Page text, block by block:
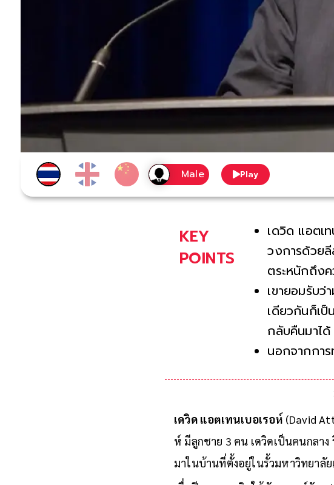
Play
KEY
POINTS
เดวิด แอตเ
วงการด้วยลี
ตระหนักถึง
เขายอมรับ
เดียวกันก็เ
กลับคืนมาได้
นอกจากการ
เดวิด แอตเทนเบอเรอห์(David
ห์ มีลูกชาย 3 คน เดวิดเป็นคนกลาง